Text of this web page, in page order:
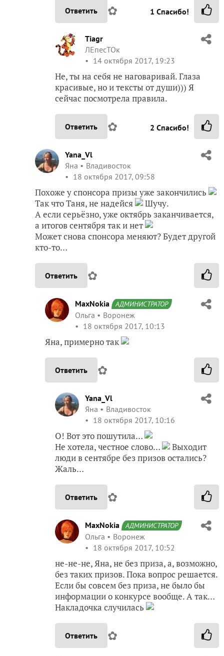
Ответить ✿ 1 Спасибо!
Tiagr
ЛЕпесТОк
14 октября 2017, 19:23
Не, ты на себя не наговаривай. Глаза
красивые, но и тексты от души))) Я
сейчас посмотрела правила.
Ответить ✿ 2 Спасибо!
Yana_Vl
Яна
Владивосток
18 октября 2017, 09:58
Похоже у спонсора призы уже закончились
Так что Таня, не надейся
Шучу.
А если серьёзно, уже октябрь заканчивается,
а итогов сентября так и нет
Может снова спонсора меняют? Будет другой
кто-то…
Ответить ✿
MaxNokia АДМИНИСТРАТОР
Ольга
Воронеж
18 октября 2017, 10:13
Яна, примерно так
Ответить ✿
Yana_Vl
Яна
Владивосток
18 октября 2017, 10:16
О! Вот это пошутила…
Не хотела, честное слово…
Выходит
люди в сентябре без призов остались?
Жаль…
Ответить ✿
MaxNokia АДМИНИСТРАТОР
Ольга
Воронеж
18 октября 2017, 10:52
не-не-не, Яна, не без приза, а, возможно,
без таких призов. Пока вопрос решается.
Если бы совсем без приза, не было бы
информации о конкурсе вообще. А так…
Накладочка случилась
Ответить ✿